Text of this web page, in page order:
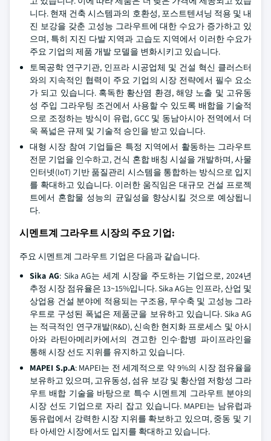
니다. 현재 건축 시스템과의 호환성, 포스트텐셔닝 적용 및 내
진 보강을 갖춘 고성능 그라우트에 대한 수요가 증가하고 있
으며, 특히 지진 다발 지역과 고습도 지역에서 이러한 수요가
주요 기업의 제품 개발 모델을 변화시키고 있습니다.
토목공학 연구기관, 인프라 시공업체 및 건설 혁신 클러스터
와의 지속적인 협력이 주요 기업의 시장 전략에서 필수 요소
가 되고 있습니다. 혹독한 황산염 환경, 해양 노출 및 고유동
성 주입 그라우팅 조건에서 사용할 수 있도록 배합을 기술적
으로 조정하는 방식이 유럽, GCC 및 동남아시아 전역에서 더
욱 폭넓은 규제 및 기술적 승인을 받고 있습니다.
대형 시장 참여 기업들은 특정 지역에서 활동하는 그라우트
전문 기업을 인수하고, 건식 혼합 배칭 시설을 개발하며, 사물
인터넷(IoT) 기반 품질관리 시스템을 통합하는 방식으로 입지
를 확대하고 있습니다. 이러한 움직임은 대규모 건설 프로젝
트에서 혼합물 성능의 균일성을 향상시킬 것으로 예상됩니
다.
시멘트계 그라우트 시장의 주요 기업:
주요 시멘트계 그라우트 기업은 다음과 같습니다.
Sika AG: Sika AG는 세계 시장을 주도하는 기업으로, 2024년
추정 시장 점유율은 13~15%입니다. Sika AG는 인프라, 산업 및
상업용 건설 분야에 적용되는 구조용, 무수축 및 고성능 그라
우트로 구성된 폭넓은 제품군을 보유하고 있습니다. Sika AG
는 적극적인 연구개발(R&D), 신속한 현지화 프로세스 및 아시
아와 라틴아메리카에서의 견고한 인수·합병 파이프라인을
통해 시장 선도 지위를 유지하고 있습니다.
MAPEI S.p.A: MAPEI는 전 세계적으로 약 9%의 시장 점유율을
보유하고 있으며, 고유동성, 섬유 보강 및 황산염 저항성 그라
우트 배합 기술을 바탕으로 특수 시멘트계 그라우트 분야의
시장 선도 기업으로 자리 잡고 있습니다. MAPEI는 남유럽과
동유럽에서 강력한 시장 지위를 확보하고 있으며, 중동 및 기
타 아세안 시장에서도 입지를 확대하고 있습니다.